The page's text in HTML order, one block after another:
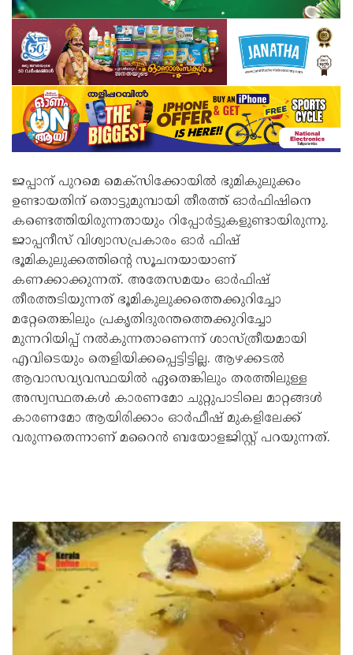
ജപ്പാന് പുറമെ മെക്സിക്കോയില്‍ ഭുമികുലുക്കം
ഉണ്ടായതിന് തൊട്ടുമുമ്പായി തീരത്ത് ഓര്‍ഫിഷിനെ
കണ്ടെത്തിയിരുന്നതായും റിപ്പോര്‍ട്ടുകളുണ്ടായിരുന്നു.
ജാപ്പനീസ് വിശ്വാസപ്രകാരം ഓര്‍ ഫിഷ്
ഭൂമികുലുക്കത്തിന്റെ സൂചനയായാണ്
കണക്കാക്കുന്നത്. അതേസമയം ഓര്‍ഫിഷ്
തീരത്തടിയുന്നത് ഭൂമികുലുക്കത്തെക്കുറിച്ചോ
മറ്റേതെങ്കിലും പ്രകൃതിദുരന്തത്തെക്കുറിച്ചോ
മുന്നറിയിപ്പ് നല്‍കുന്നതാണെന്ന് ശാസ്ത്രീയമായി
എവിടെയും തെളിയിക്കപ്പെട്ടിട്ടില്ല. ആഴക്കടല്‍
ആവാസവ്യവസ്ഥയില്‍ ഏതെങ്കിലും തരത്തിലുള്ള
അസ്വസ്ഥതകള്‍ കാരണമോ ചുറ്റുപാടിലെ മാറ്റങ്ങള്‍
കാരണമോ ആയിരിക്കാം ഓര്‍ഫീഷ് മുകളിലേക്ക്
വരുന്നതെന്നാണ് മറൈന്‍ ബയോളജിസ്റ്റ് പറയുന്നത്.